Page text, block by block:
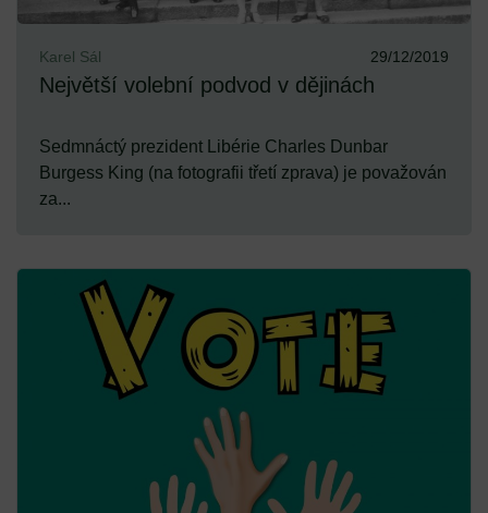
Karel Sál 29/12/2019
Největší volební podvod v dějinách
Sedmnáctý prezident Libérie Charles Dunbar
Burgess King (na fotografii třetí zprava) je považován
za...